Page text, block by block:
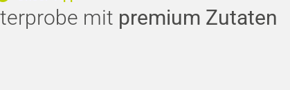
mit premium Zutaten